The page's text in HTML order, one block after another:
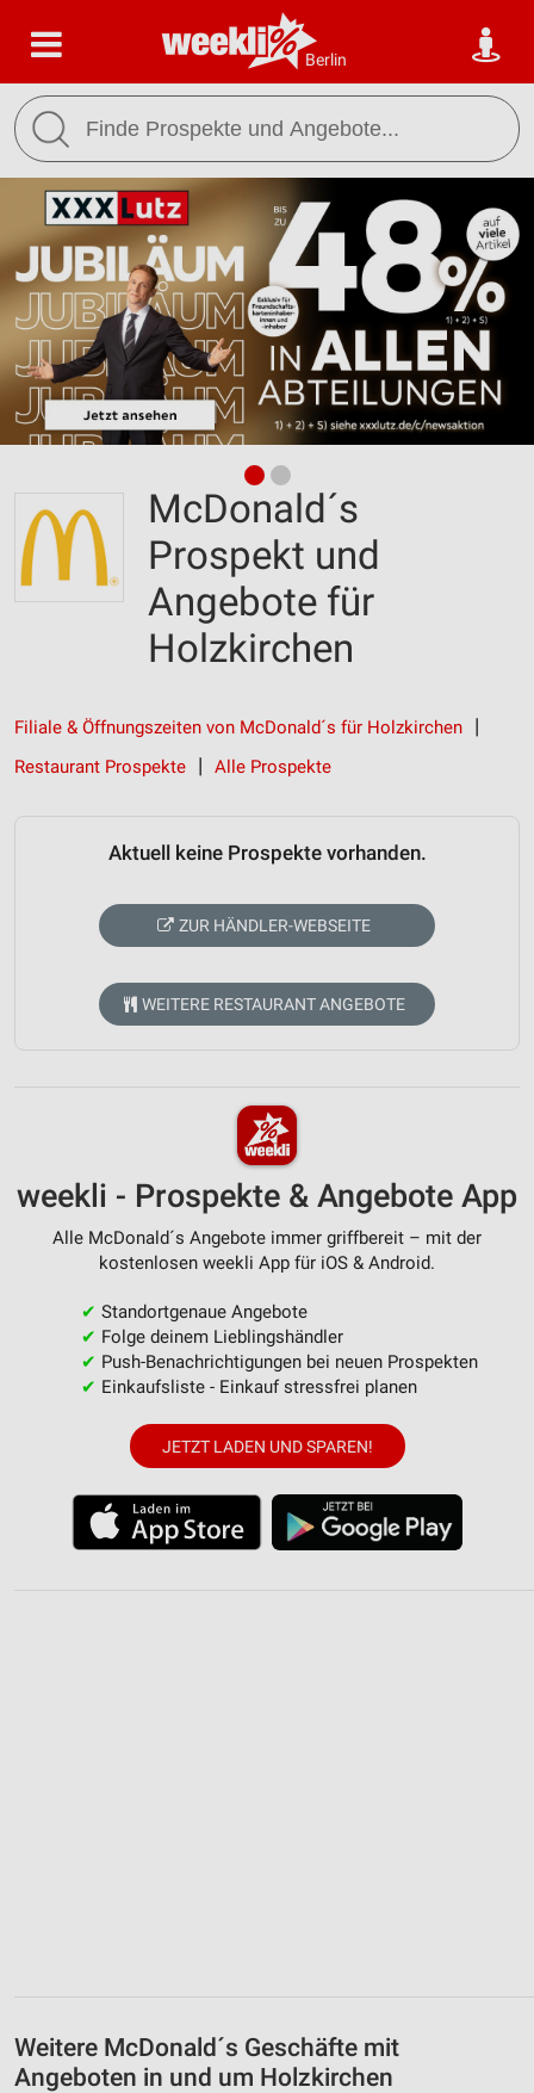
Berlin
McDonald´s
Prospekt und
Angebote für
Holzkirchen
Filiale & Öffnungszeiten von McDonald´s für Holzkirchen
Restaurant Prospekte
Alle Prospekte
Aktuell keine Prospekte vorhanden.
ZUR HÄNDLER-WEBSEITE
WEITERE RESTAURANT ANGEBOTE
weekli - Prospekte & Angebote App
Alle McDonald´s Angebote immer griffbereit – mit der
kostenlosen weekli App für iOS & Android.
✔ Standortgenaue Angebote
✔ Folge deinem Lieblingshändler
✔ Push-Benachrichtigungen bei neuen Prospekten
✔ Einkaufsliste - Einkauf stressfrei planen
JETZT LADEN UND SPAREN!
Weitere McDonald´s Geschäfte mit
Angeboten in und um Holzkirchen